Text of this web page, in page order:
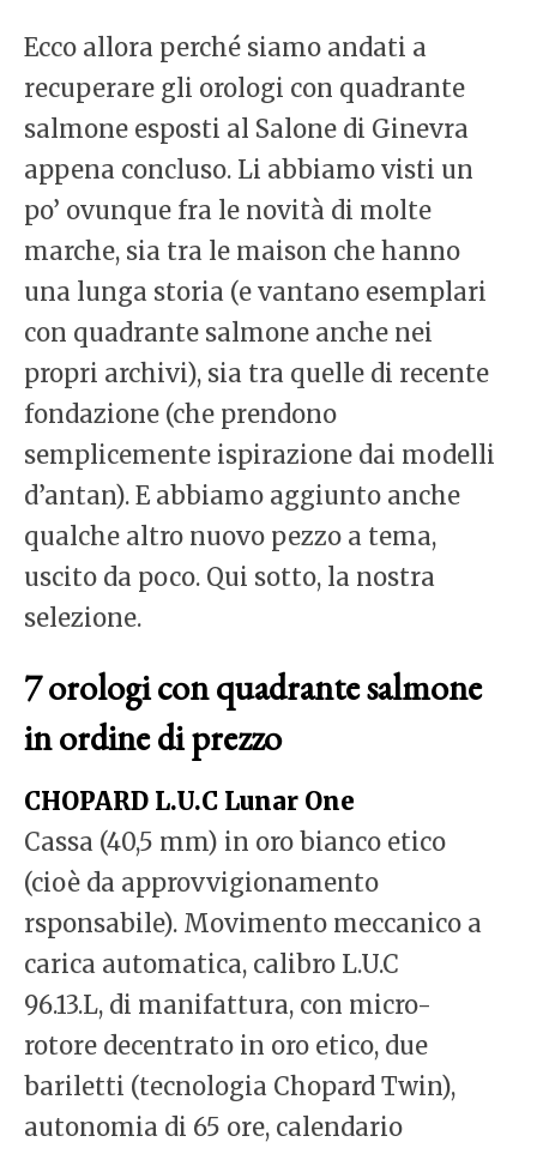
Ecco allora perché siamo andati a
recuperare gli orologi con quadrante
salmone esposti al Salone di Ginevra
appena concluso. Li abbiamo visti un
po’ ovunque fra le novità di molte
marche, sia tra le maison che hanno
una lunga storia (e vantano esemplari
con quadrante salmone anche nei
propri archivi), sia tra quelle di recente
fondazione (che prendono
semplicemente ispirazione dai modelli
d’antan). E abbiamo aggiunto anche
qualche altro nuovo pezzo a tema,
uscito da poco. Qui sotto, la nostra
selezione.
7 orologi con quadrante salmone
in ordine di prezzo
CHOPARD L.U.C Lunar One
Cassa (40,5 mm) in oro bianco etico
(cioè da approvvigionamento
rsponsabile). Movimento meccanico a
carica automatica, calibro L.U.C
96.13.L, di manifattura, con micro-
rotore decentrato in oro etico, due
bariletti (tecnologia Chopard Twin),
autonomia di 65 ore, calendario